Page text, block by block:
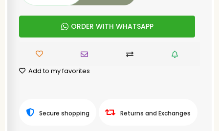
ORDER WITH WHATSAPP
Add to my favorites
Secure shopping Returns and Exchanges